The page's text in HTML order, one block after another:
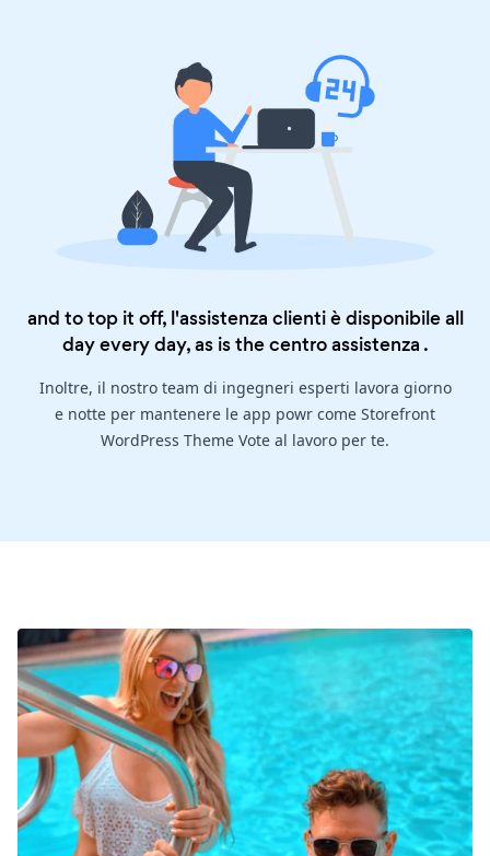
and to top it off, l'assistenza clienti è disponibile all
day every day, as is thecentro assistenza .
Inoltre, il nostro team di ingegneri esperti lavora giorno
e notte per mantenere le app powr come Storefront
WordPress Theme Vote al lavoro per te.